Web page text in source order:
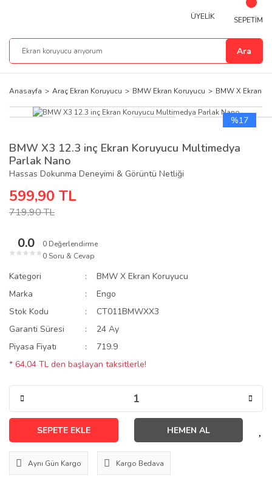
Ara
ÜYELİK SEPETİM
Anasayfa Araç Ekran Koruyucu BMW Ekran Koruyucu BMW X Ekran
%17
BMW X3 12.3 inç Ekran Koruyucu Multimedya
Parlak Nano
Hassas Dokunma Deneyimi & Görüntü Netliği
599,90 TL
719,90 TL
0.0
★ ★ ★ ★ ★
0 Değerlendirme
0 Soru & Cevap
Kategori
BMW X Ekran Koruyucu
Marka
Engo
Stok Kodu
CT011BMWXX3
Garanti Süresi
24 Ay
Piyasa Fiyatı
719.9
* 64,04 TL den başlayan taksitlerle!
SEPETE EKLE HEMEN AL
Aynı Gün Kargo Kargo Bedava